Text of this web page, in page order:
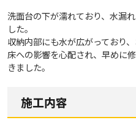
洗面台の下が濡れており、水漏
した。
収納内部にも水が広がっており
床への影響を心配され、早めに
きました。
施工内容